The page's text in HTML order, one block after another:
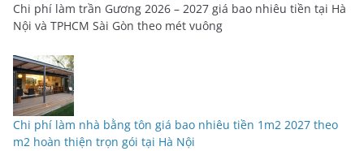
Chi phí làm trần Gương 2026 – 2027 giá bao nhiêu tiền tại Hà
Nội và TPHCM Sài Gòn theo mét vuông
Chi phí làm nhà bằng tôn giá bao nhiêu tiền 1m2 2027 theo
m2 hoàn thiện trọn gói tại Hà Nội